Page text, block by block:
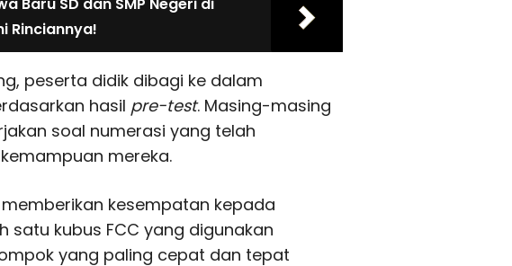
Rinciannya!
peserta didik dibagi ke dalam
hasil pre-test. Masing-masing
soal numerasi yang telah
mereka.
kesempatan kepada
satu kubus FCC yang digunakan
yang paling cepat dan tepat